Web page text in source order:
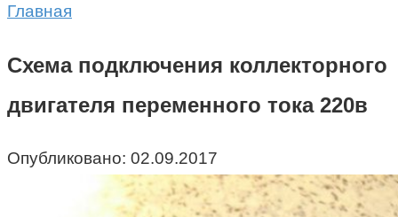
Главная
Схема подключения коллекторного
двигателя переменного тока 220в
Опубликовано: 02.09.2017